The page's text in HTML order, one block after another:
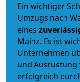
Ein wichtiger
Umzugs nach
eines
Mainz. Es ist
Unternehmen
und Ausrüstung
erfolgreich